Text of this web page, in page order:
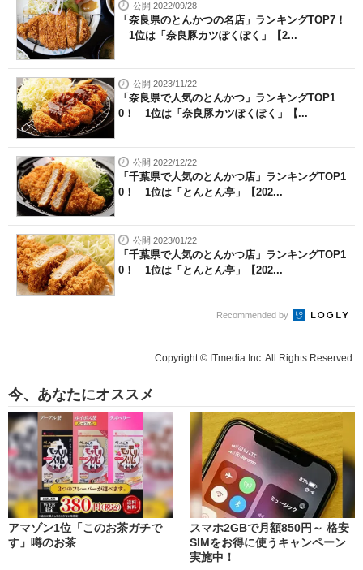
公開 2022/09/28
「奈良県のとんかつの名店」ランキングTOP7！
1位は「奈良豚カツぽくぽく」【2...
公開 2023/11/22
「奈良県で人気のとんかつ」ランキングTOP1
0！ 1位は「奈良豚カツぽくぽく」【...
公開 2022/12/22
「千葉県で人気のとんかつ店」ランキングTOP1
0！ 1位は「とんとん亭」【202...
公開 2023/01/22
「千葉県で人気のとんかつ店」ランキングTOP1
0！ 1位は「とんとん亭」【202...
Recommended by
Copyright © ITmedia Inc. All Rights Reserved.
今、あなたにオススメ
アマゾン1位「このお茶ガチで
す」噂のお茶
スマホ2GBで月額850円～ 格安
SIMをお得に使うキャンペーン
実施中！